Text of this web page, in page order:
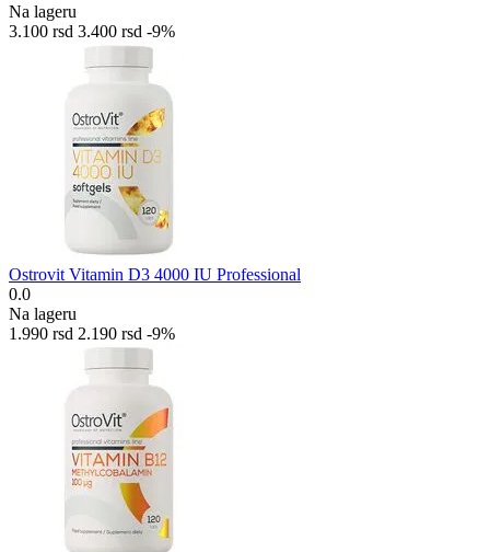
Na lageru
3.100 rsd 3.400 rsd -9%
Ostrovit Vitamin D3 4000 IU Professional
0.0
Na lageru
1.990 rsd 2.190 rsd -9%